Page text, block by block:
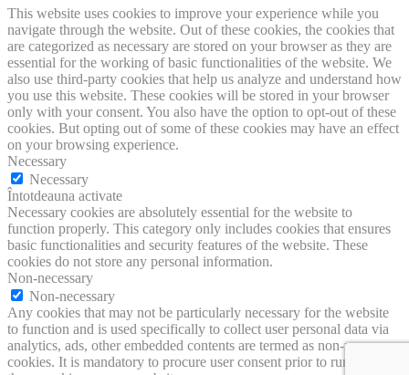
This website uses cookies to improve your experience while you
navigate through the website. Out of these cookies, the cookies that
are categorized as necessary are stored on your browser as they are
essential for the working of basic functionalities of the website. We
also use third-party cookies that help us analyze and understand how
you use this website. These cookies will be stored in your browser
only with your consent. You also have the option to opt-out of these
cookies. But opting out of some of these cookies may have an effect
on your browsing experience.
Necessary
Necessary
Întotdeauna activate
Necessary cookies are absolutely essential for the website to
function properly. This category only includes cookies that ensures
basic functionalities and security features of the website. These
cookies do not store any personal information.
Non-necessary
Non-necessary
Any cookies that may not be particularly necessary for the website
to function and is used specifically to collect user personal data via
analytics, ads, other embedded contents are termed as non-necessary
cookies. It is mandatory to procure user consent prior to running